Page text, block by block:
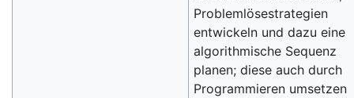
Problemlösestrategien
entwickeln und dazu eine
algorithmische Sequenz
planen; diese auch durch
Programmieren umsetzen